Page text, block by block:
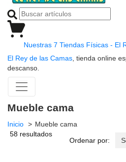
Nuestras 7 Tiendas Físicas - El
El Rey de las Camas , tienda online
descanso.
Mueble cama
Inicio
Mueble cama
58 resultados
Ordenar por: